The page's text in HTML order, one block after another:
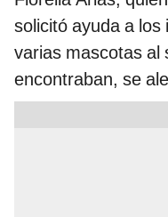
solicitó ayuda a
varias mascotas al
encontraban, se